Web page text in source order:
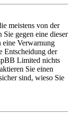
meistens von der
gegen eine dieser
eine Verwarnung
Entscheidung der
Limited nichts
Sie einen
sind, wieso Sie